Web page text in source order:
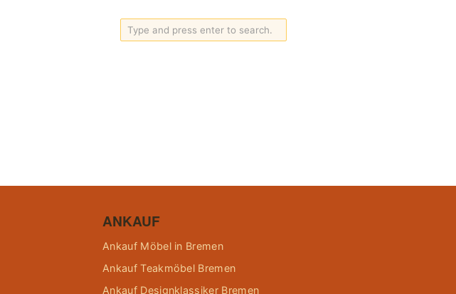
ANKAUF
Ankauf Möbel in Bremen
Ankauf Teakmöbel Bremen
Ankauf Designklassiker Bremen